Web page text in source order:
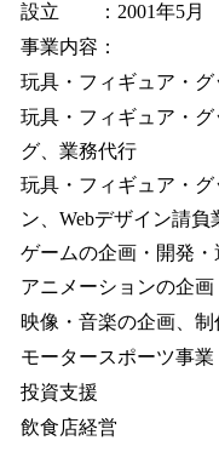
設立 ：2001年5月
事業内容：
玩具・フィギュア・
玩具・フィギュア・
グ、業務代行
玩具・フィギュア・
ン、Webデザイン請負
ゲームの企画・開発・
アニメーションの企
映像・音楽の企画、制
モータースポーツ事業
投資支援
飲食店経営